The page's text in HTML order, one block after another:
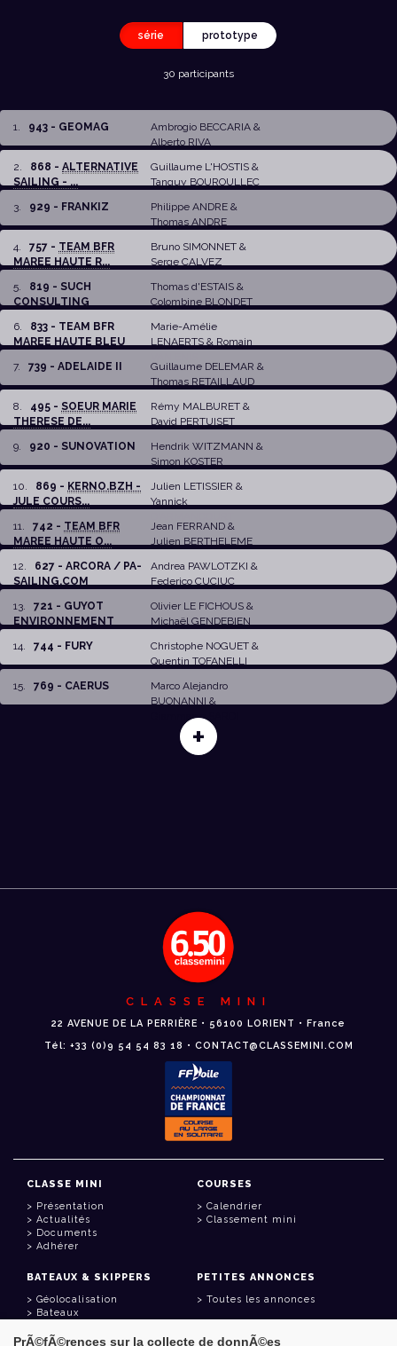
série prototype
30 participants
1. 943 - GEOMAG Ambrogio BECCARIA&
Alberto RIVA
2. 868 - ALTERNATIVE
SAILING - ...
Guillaume L'HOSTIS&
Tanguy BOUROULLEC
3. 929 - FRANKIZ Philippe ANDRE&
Thomas ANDRE
4. 757 - TEAM BFR
MAREE HAUTE R...
Bruno SIMONNET&
Serge CALVEZ
5. 819 - SUCH
CONSULTING
Thomas d'ESTAIS&
Colombine BLONDET
6. 833 - TEAM BFR
MAREE HAUTE BLEU
Marie-Amélie
LENAERTS& Romain
7. 739 - ADELAIDE II Guillaume DELEMAR &
Thomas RETAILLAUD
8. 495 - SOEUR MARIE
THERESE DE...
Rémy MALBURET&
David PERTUISET
9. 920 - SUNOVATION Hendrik WITZMANN &
Simon KOSTER
10. 869 - KERNO.BZH -
JULE COURS...
Julien LETISSIER &
Yannick
11. 742 - TEAM BFR
MAREE HAUTE O...
Jean FERRAND&
Julien BERTHELEME
12. 627 - ARCORA / PA-
SAILING.COM
Andrea PAWLOTZKI &
Federico CUCIUC
13. 721 - GUYOT
ENVIRONNEMENT
Olivier LE FICHOUS&
Michaël GENDEBIEN
14. 744 - FURY Christophe NOGUET&
Quentin TOFANELLI
15. 769 - CAERUS
Marco Alejandro
BUONANNI &
Giammarco SARDI
+
CLASSE MINI
22 AVENUE DE LA PERRIÈRE • 56100 LORIENT • France
Tél: +33 (0)9 54 54 83 18 • CONTACT@CLASSEMINI.COM
CLASSE MINI
Présentation
Actualités
Documents
Adhérer
COURSES
Calendrier
Classement mini
BATEAUX & SKIPPERS
Géolocalisation
Bateaux
PETITES ANNONCES
Toutes les annonces
PrÃ©fÃ©rences sur la collecte de donnÃ©es